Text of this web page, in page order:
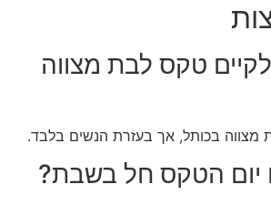
טקס לבת מצווה
מצווה בכותל, אך בעזרת הנשים בלבד.
יום הטקס חל בשבת?